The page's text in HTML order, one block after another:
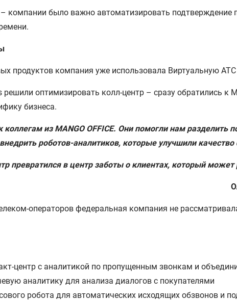
компании было важно автоматизировать подтверждение
продуктов компания уже использовала Виртуальную АТС
решили оптимизировать колл-центр – сразу обратились
бизнеса.
из MANGO OFFICE. Они помогли нам разделить
роботов-аналитиков, которые улучшили качество
превратился в центр заботы о клиентах, который
операторов федеральная компания не
центр с аналитикой по пропущенным звонкам и
аналитику для анализа диалогов с покупателями
робота для автоматических исходящих обзвонов и